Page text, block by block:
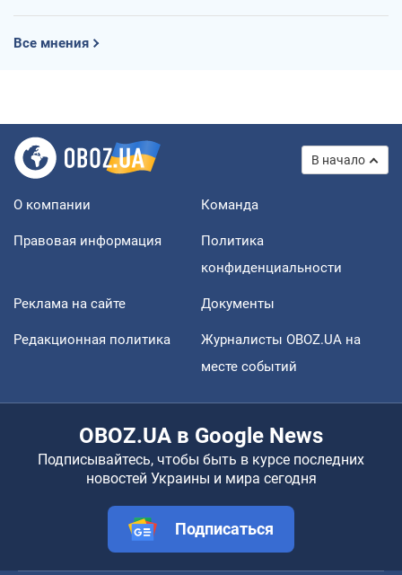
Все мнения
В начало
О компании Команда
Правовая информация
Политика
конфиденциальности
Реклама на сайте Документы
Редакционная политика
Журналисты OBOZ.UA на
месте событий
OBOZ.UA в Google News
Подписывайтесь, чтобы быть в курсе последних
новостей Украины и мира сегодня
Подписаться